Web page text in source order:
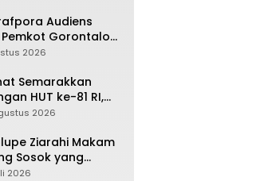
Audiens
Gorontalo
GKK 2026
2026
Semarakkan
HUT ke-81 RI,
Jadi Etalase
2026
Ziarahi Makam
Sosok yang
Hidup untuk
2026